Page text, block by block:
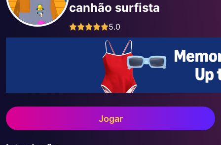
canhão surfista
5.0
Jogar